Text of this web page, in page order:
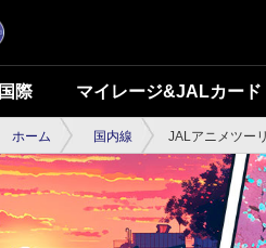
国際 マイレージ&JALカード
ホーム 国内線 JALアニメツー